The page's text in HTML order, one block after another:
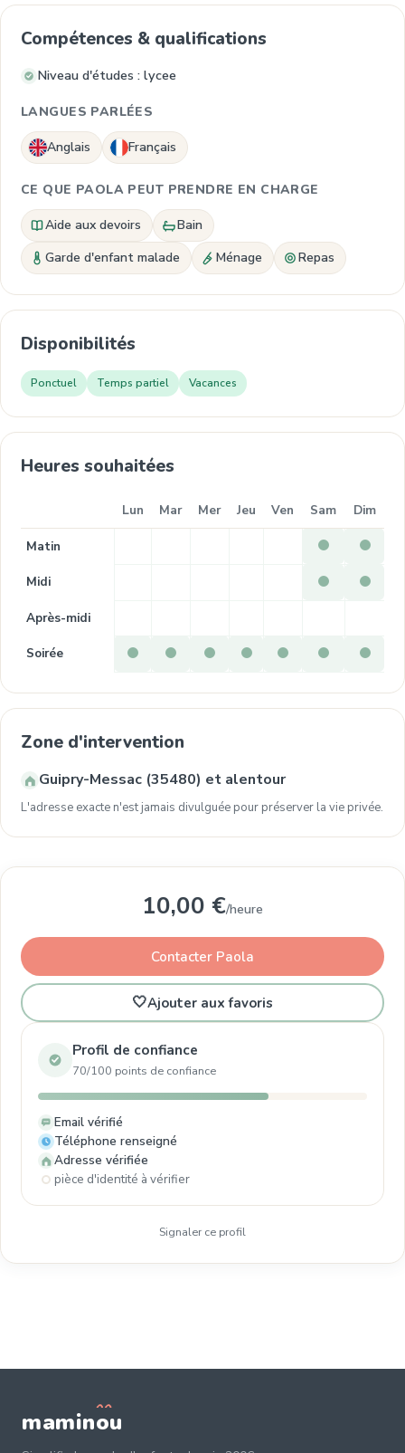
Compétences & qualifications
Niveau d'études : lycee
LANGUES PARLÉES
Anglais Français
CE QUE PAOLA PEUT PRENDRE EN CHARGE
Aide aux devoirs
Bain
Garde d'enfant malade
Ménage Repas
Disponibilités
Ponctuel Temps partiel Vacances
Heures souhaitées
Lun Mar Mer Jeu Ven Sam Dim
Matin
Midi
Après-midi
Soirée
Zone d'intervention
Guipry-Messac (35480) et alentour
L'adresse exacte n'est jamais divulguée pour préserver la vie privée.
10,00 €/heure
Contacter Paola
🤍Ajouter aux favoris
Profil de confiance
70/100 points de confiance
Email vérifié
Téléphone renseigné
Adresse vérifiée
pièce d'identité à vérifier
Signaler ce profil
maminou